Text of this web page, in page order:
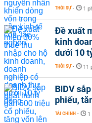
THỜI SỰ - 1
Đề xuất
kinh
dưới 10
THỜI SỰ - 11
BIDV
phiếu,
TÀI CHÍNH -